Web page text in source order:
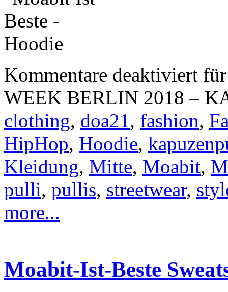
Kommentare deaktiviert
WEEK BERLIN 2018 –
clothing, doa21 , fashion,
HipHop, Hoodie,
Kleidung, Mitte, Moabit,
pulli, pullis, streetwear,
more...
Moabit-Ist-Beste